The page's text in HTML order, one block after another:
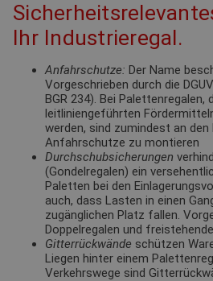
Ihr Industrieregal.
Anfahrschutze: Der Name
Vorgeschrieben durch die
BGR 234). Bei Palettenregalen,
leitliniengeführten
werden, sind zumindest an den
Anfahrschutze zu montieren
Durchschubsicherungen
(Gondelregalen) ein
Paletten bei den
auch, dass Lasten in einen
zugänglichen Platz fallen.
Doppelregalen und
Gitterrückwände schützen
Liegen hinter einem
Verkehrswege sind